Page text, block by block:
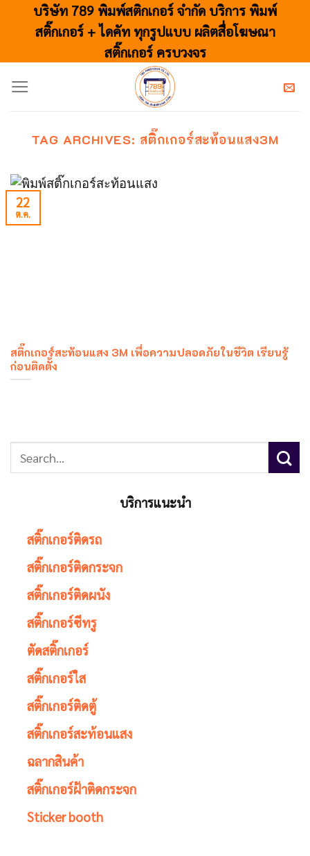
บริษัท 789 พิมพ์สติกเกอร์ จำกัด บริการ พิมพ์
สติ๊กเกอร์ + ไดคัท ทุกรูปแบบ ผลิตสื่อโฆษณา
สติ๊กเกอร์ ครบวงจร
TAG ARCHIVES: สติ๊กเกอร์สะท้อนแสง3M
สติ๊กเกอร์สะท้อนแสง 3M เพื่อความปลอดภัยในชีวิต เรียนรู้
ก่อนติดตั้ง
22
ต.ค.
บริการแนะนำ
สติ๊กเกอร์ติดรถ
สติ๊กเกอร์ติดกระจก
สติ๊กเกอร์ติดผนัง
สติ๊กเกอร์ซีทรู
ตัดสติ๊กเกอร์
สติ๊กเกอร์ใส
สติ๊กเกอร์ติดตู้
สติ๊กเกอร์สะท้อนแสง
ฉลากสินค้า
สติ๊กเกอร์ฝ้าติดกระจก
Sticker booth